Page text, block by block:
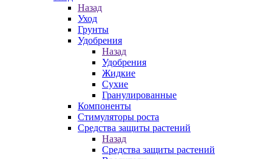
Назад
Уход
Грунты
Удобрения
Назад
Удобрения
Жидкие
Сухие
Гранулированные
Компоненты
Стимуляторы роста
Средства защиты растений
Назад
Средства защиты растений